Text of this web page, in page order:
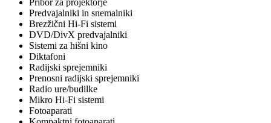
Pribor za projektorje
Predvajalniki in snemalniki
Brezžični Hi-Fi sistemi
DVD/DivX predvajalniki
Sistemi za hišni kino
Diktafoni
Radijski sprejemniki
Prenosni radijski sprejemniki
Radio ure/budilke
Mikro Hi-Fi sistemi
Fotoaparati